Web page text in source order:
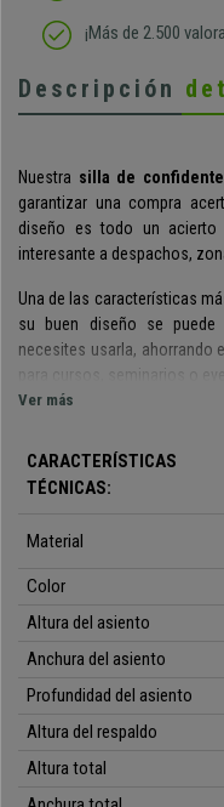
¡Más de 2.500
Descripción
Nuestra silla de confidente
garantizar una compra
diseño es todo un
interesante a despachos,
Una de las características
su buen diseño se puede
necesites usarla, ahorrando
para cursos, seminarios o
fácil limpiezay sus costuras
para su fabricación se
robusta
silla sea muy resistente y
para mayor seguridad y
Estamos ante unas
versátil y a un precio
puede dar ¡no te quedes sin
Ver más
CARACTERÍSTICAS
TÉCNICAS:
Material
Color
Altura del asiento
Anchura del asiento
Profundidad del asiento
Altura del respaldo
Altura total